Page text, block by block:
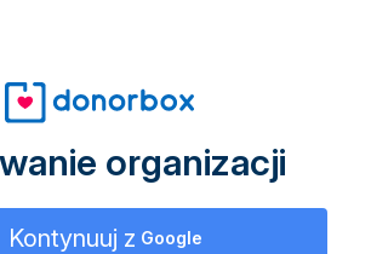
organizacji
Kontynuuj z Google